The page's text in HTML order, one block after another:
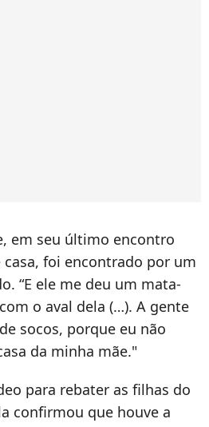
em seu último encontro
foi encontrado por um
“E ele me deu um mata-
o aval dela (…). A gente
socos, porque eu não
da minha mãe."
para rebater as filhas do
confirmou que houve a